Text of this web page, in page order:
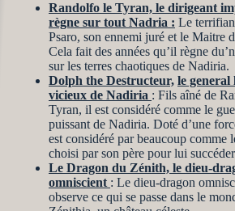
Randolfo le Tyran, le dirigeant
règne sur tout Nadria : Le
Psaro, son ennemi juré et le Maitre
Cela fait des années qu’il règne
sur les terres chaotiques de Nadiria.
Dolph the Destructeur, le general
vicieux de Nadiria : Fils aîné de
Tyran, il est considéré comme le
puissant de Nadiria. Doté d’une
est considéré par beaucoup comme
choisi par son père pour lui
Le Dragon du Zénith, le dieu-
omniscient : Le dieu-dragon
observe ce qui se passe dans le